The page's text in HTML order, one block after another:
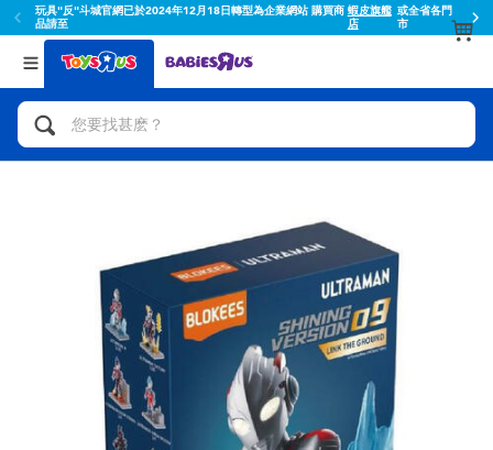
玩具"反"斗城官網已於2024年12月18日轉型為企業網站 購買商
品請至
蝦皮旗艦
店
或全省各門
市
返回
分類目錄
人氣英雄,角色扮演,射擊玩具
拼砌組合及樂高LEGO
玩具車,貨車,火車及遙控系列
手工藝,文具,蠟筆,泥膠,畫板
娃娃, 芭比,收藏公仔
返回
品牌
Toy Story玩具總動員
Fuggler
Miniso名創優品
playpop